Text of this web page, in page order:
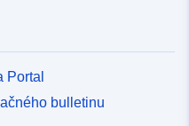
Portal
bulletinu